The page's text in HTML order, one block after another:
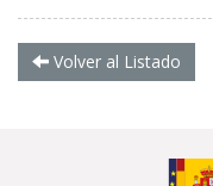
Volver al Listado